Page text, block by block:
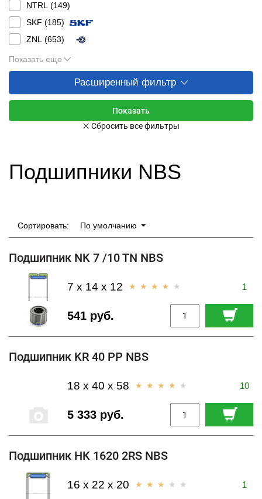
NTRL (149)
SKF (185)
ZNL (653)
Показать еще
Расширенный фильтр
Подшипники NBS
Сортировать: По умолчанию
Подшипник NK 7 /10 TN NBS
1
541 руб.
7 x 14 x 12
Подшипник KR 40 PP NBS
10
5 333 руб.
18 x 40 x 58
Подшипник HK 1620 2RS NBS
1
16 x 22 x 20